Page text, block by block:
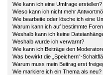
Wie kann ich eine Umfrage erstellen?
Wieso kann ich nicht mehr
Wie bearbeite oder lösche ich eine
Warum kann ich auf bestimmte
Weshalb kann ich keine
Weshalb wurde ich verwarnt?
Wie kann ich Beiträge den
Was bewirkt die „Speichern“-
Warum muss mein Beitrag erst
Wie markiere ich ein Thema als neu?